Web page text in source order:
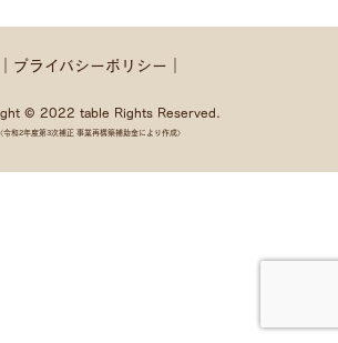
｜プライバシーポリシー｜
© 2022 table Rights Reserved.
〈令和2年度第3次補正 事業再構築補助金により作成〉